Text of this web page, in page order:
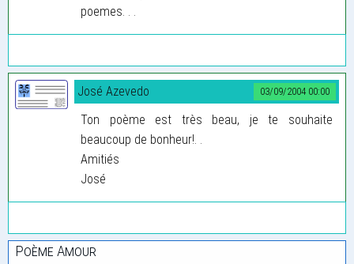
poemes. . .
03/09/2004 00:00
José Azevedo
Ton poème est très beau, je te souhaite
beaucoup de bonheur!. .
Amitiés
José
Poème Amour